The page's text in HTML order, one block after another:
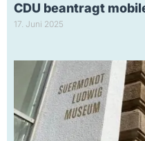
CDU beantragt
17. Juni 2025